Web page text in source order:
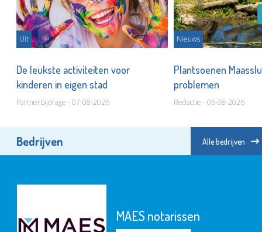
Uit
De leukste activiteiten voor
kinderen in eigen stad
Partnerbijdrage - 07-08-2026
Nieuws
Plantsoenen
problemen
Redactie - 06-08-2026
Bedrijven Alle bedrijven
MAES notarissen